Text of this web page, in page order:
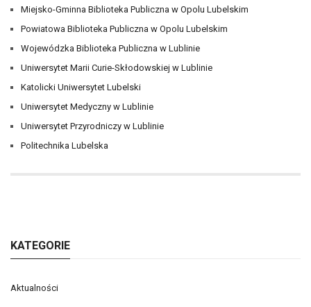
Miejsko-Gminna Biblioteka Publiczna w Opolu Lubelskim
Powiatowa Biblioteka Publiczna w Opolu Lubelskim
Wojewódzka Biblioteka Publiczna w Lublinie
Uniwersytet Marii Curie-Skłodowskiej w Lublinie
Katolicki Uniwersytet Lubelski
Uniwersytet Medyczny w Lublinie
Uniwersytet Przyrodniczy w Lublinie
Politechnika Lubelska
KATEGORIE
Aktualności